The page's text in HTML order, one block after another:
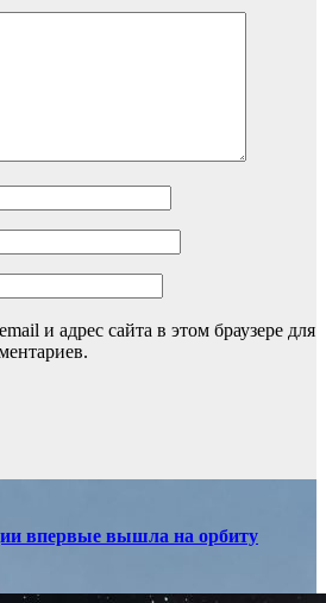
и адрес сайта в этом браузере для
впервые вышла на орбиту